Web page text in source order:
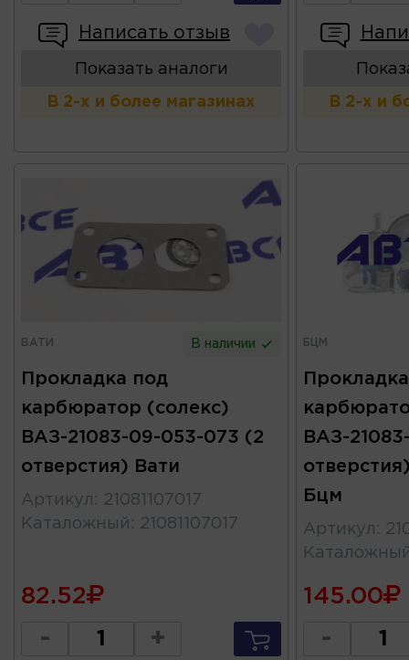
Написать отзыв
Показать аналоги
В 2-х и более магазинах В 2-х и
ВАТИ В наличии
Прокладка под
карбюратор (солекс)
ВАЗ-21083-09-053-073 (2
отверстия) Вати
Артикул : 21081107017
Каталожный : 21081107017
82.52
- +
БЦМ
ВАЗ-
Бцм
Артикул :
145.00
-